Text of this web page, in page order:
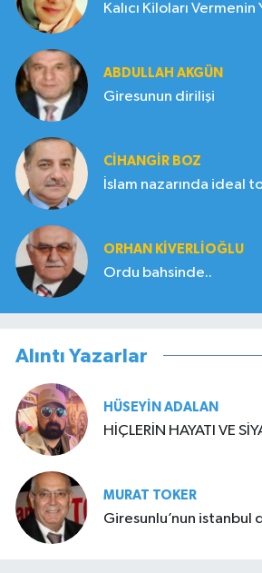
Kalıcı Kiloları Vermenin
ABDULLAH AKGÜN
Giresunun dirilişi
CIHANGIR BOZ
İslam nazarında ideal
ORHAN KIVERLIOĞLU
Ordu bahsinde..
Alıntı Yazarlar
HÜSEYIN ADALAN
HİÇLERİN HAYATI VE
MURAT TOKER
Giresunlu’nun istanbul